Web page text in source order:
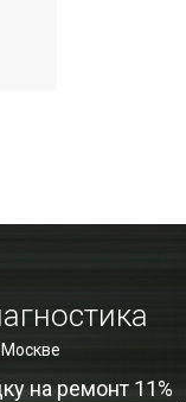
Москве
на ремонт 11%